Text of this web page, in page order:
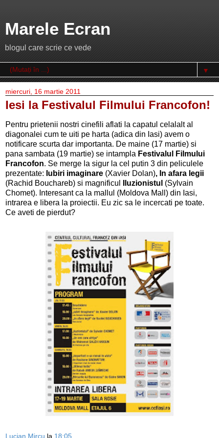
Marele Ecran
blogul care scrie ce vede
▼
miercuri, 16 martie 2011
Iesi la Festivalul Filmului Francofon!
Pentru prietenii nostri cinefili aflati la capatul celalalt al
diagonalei cum te uiti pe harta (adica din Iasi) avem o
notificare scurta dar importanta. De maine (17 martie) si
pana sambata (19 martie) se intampla Festivalul Filmului
Francofon. Se merge la sigur la cel putin 3 din peliculele
prezentate: Iubiri imaginare (Xavier Dolan), In afara legii
(Rachid Bouchareb) si magnificul
Iluzionistul (Sylvain
Chomet). Interesant ca la mallul (Moldova Mall) din Iasi,
intrarea e libera la proiectii. Eu zic sa le incercati pe toate.
Ce aveti de pierdut?
Lucian Mircu la 18:05